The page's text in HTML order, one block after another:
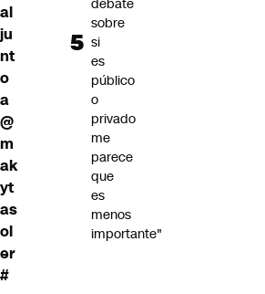
al
ju
nt
o
a
@
m
ak
yt
as
ol
er
#
debate
sobre
si
es
público
o
privado
me
parece
que
es
menos
importante"